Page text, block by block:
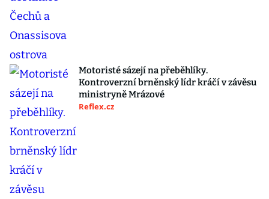
Motoristé sázejí na přeběhlíky.
Kontroverzní brněnský lídr kráčí v závěsu
ministryně Mrázové
Reflex.cz